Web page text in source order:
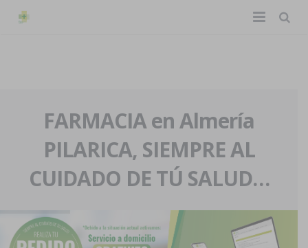
La farmacia
Nuestra historia
Nuestro equipo
Eventos
Servicios y reservas
Pedidos express
Blog
FARMACIA en Almería
PILARICA, SIEMPRE AL
CUIDADO DE TÚ SALUD…